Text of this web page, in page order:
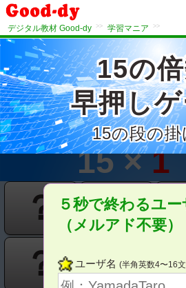
デジタル教材 Good-dy >> 学習マニア >>
15の
早押し
15の段の掛
15 ×1
分 秒
？ ？
？
？
５秒で終わるユ
（メルアド不要）
ユーザ名 (半角英数4〜16